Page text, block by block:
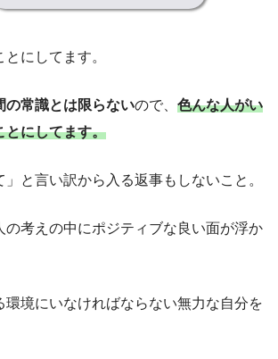
にしてます。
の常識とは限らないので、 色んな人がい
とにしてます。
」と言い訳から入る返事もしないこと。
の考えの中にポジティブな良い面が浮か
環境にいなければならない無力な自分を